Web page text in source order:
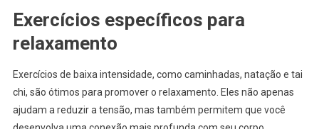
Exercícios específicos para
relaxamento
Exercícios de baixa intensidade, como caminhadas, natação e tai
chi, são ótimos para promover o relaxamento. Eles não apenas
ajudam a reduzir a tensão, mas também permitem que você